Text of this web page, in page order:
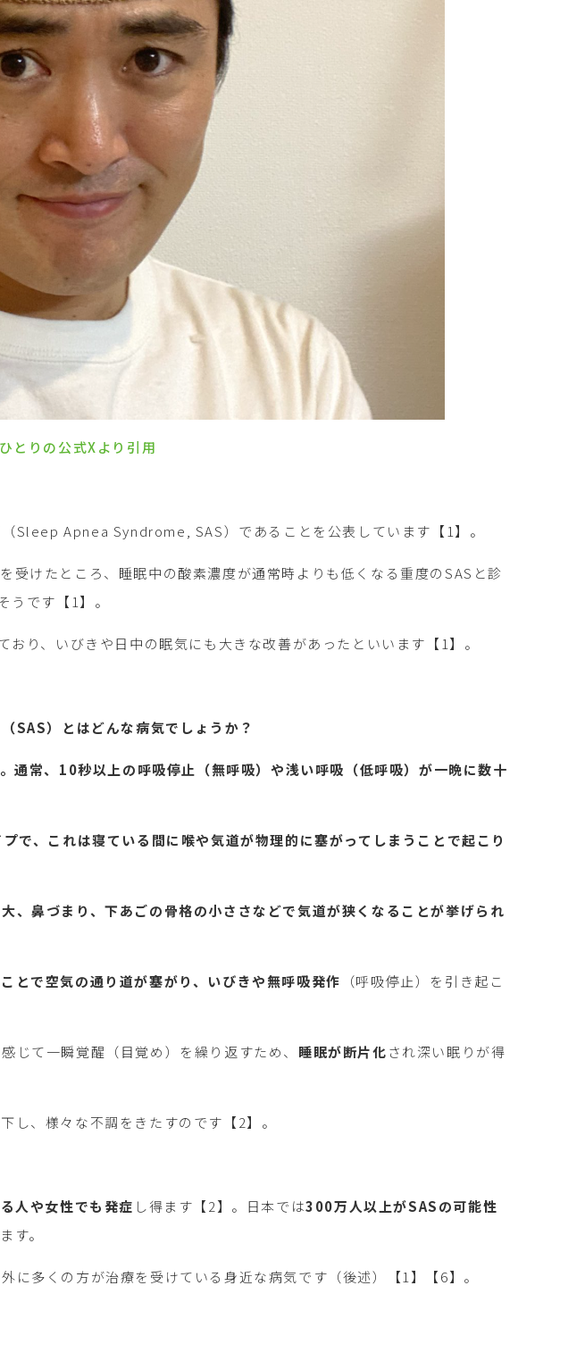
とりの公式Xより引用
Sleep Apnea Syndrome, SAS）であることを公表しています【1】。
受けたところ、睡眠中の酸素濃度が通常時よりも低くなる重度のSASと診
です【1】。
り、いびきや日中の眠気にも大きな改善があったといいます【1】。
SAS）とはどんな病気でしょうか？
通常、10秒以上の呼吸停止（無呼吸）や浅い呼吸（低呼吸）が一晩に数十
で、これは寝ている間に喉や気道が物理的に塞がってしまうことで起こり
、鼻づまり、下あごの骨格の小ささなどで気道が狭くなることが挙げられ
とで空気の通り道が塞がり、いびきや無呼吸発作 （呼吸停止）を引き起こ
じて一瞬覚醒（目覚め）を繰り返すため、 睡眠が断片化され深い眠りが得
し、様々な不調をきたすのです【2】。
人や女性でも発症 し得ます【2】。日本では300万人以上がSASの可能性
す。
に多くの方が治療を受けている身近な病気です（後述）【1】【6】。